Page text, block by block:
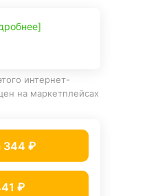
интернет-
на маркетплейсах
344 ₽
₽